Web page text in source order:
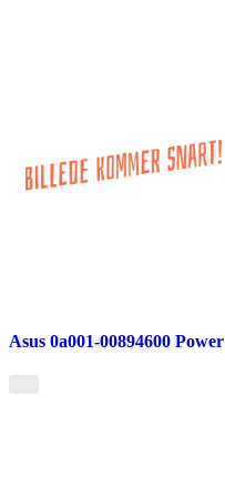
Asus 0a001-00894600 Power